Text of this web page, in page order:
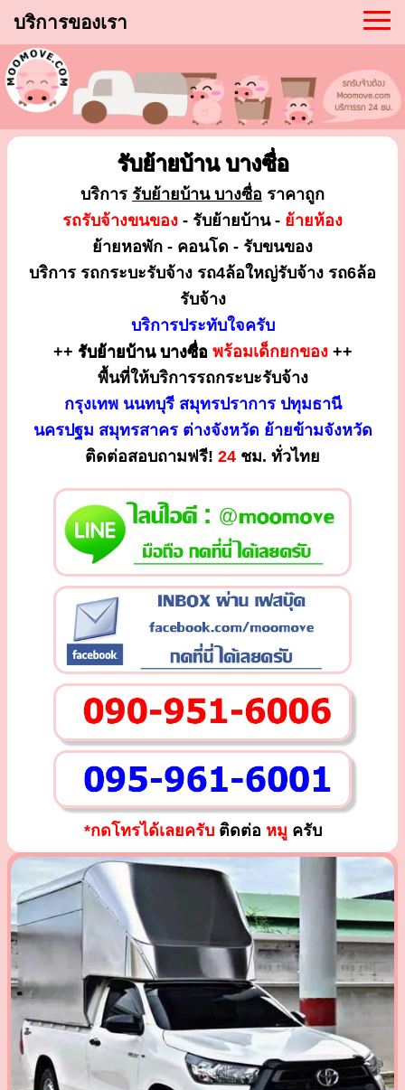
บริการของเรา
รับย้ายบ้าน บางซื่อ
บริการ รับย้ายบ้าน บางซื่อ ราคาถูก
รถรับจ้างขนของ - รับย้ายบ้าน - ย้ายห้อง
ย้ายหอพัก - คอนโด - รับขนของ
บริการ รถกระบะรับจ้าง รถ4ล้อใหญ่รับจ้าง รถ6ล้อ
รับจ้าง
บริการประทับใจครับ
++ รับย้ายบ้าน บางซื่อ พร้อมเด็กยกของ++
พื้นที่ให้บริการรถกระบะรับจ้าง
กรุงเทพ นนทบุรี สมุทรปราการ ปทุมธานี
นครปฐม สมุทรสาคร ต่างจังหวัด ย้ายข้ามจังหวัด
ติดต่อสอบถามฟรี! 24 ชม. ทั่วไทย
*กดโทรได้เลยครับติดต่อ หมู ครับ